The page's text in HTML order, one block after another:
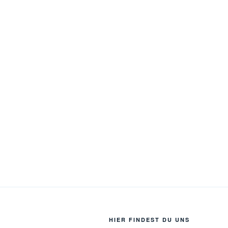
HIER FINDEST DU UNS